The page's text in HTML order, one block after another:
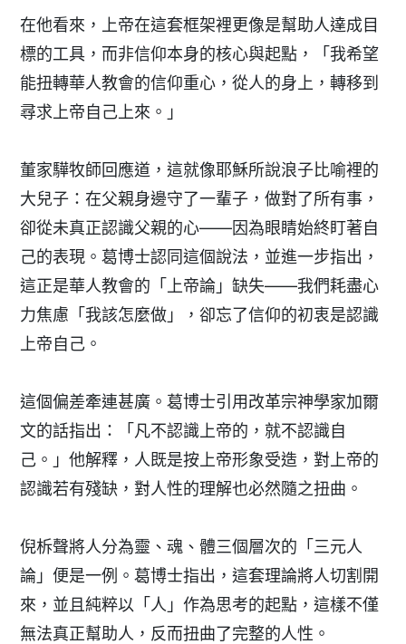
在他看來，上帝在這套框架裡更像是幫助人達成目
標的工具，而非信仰本身的核心與起點，
「我希望
能扭轉華人教會的信仰重心，從人的身上，轉移到
尋求上帝自己上來。」
董家驊牧師回應道，這就像耶穌所說浪子比喻裡的
大兒子：在父親身邊守了一輩子，做對了所有事，
卻從未真正認識父親的心——因為眼睛始終盯著自
己的表現。葛博士認同這個說法，並進一步指出，
這正是華人教會的「上帝論」缺失——我們耗盡心
力焦慮「我該怎麼做」，卻忘了信仰的初衷是認識
上帝自己。
這個偏差牽連甚廣。葛博士引用改革宗神學家加爾
文的話指出：「凡不認識上帝的，就不認識自
己。」他解釋，人既是按上帝形象受造，對上帝的
認識若有殘缺，對人性的理解也必然隨之扭曲。
倪柝聲將人分為靈、魂、體三個層次的「三元人
論」便是一例。葛博士指出，這套理論將人切割開
來，並且純粹以「人」作為思考的起點，這樣不僅
無法真正幫助人，反而扭曲了完整的人性。